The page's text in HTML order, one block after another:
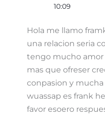
10:09
Hola me llamo
una relacion seria
tengo mucho amor
mas que ofreser
conpasion y
wuassap es frank
favor esoero